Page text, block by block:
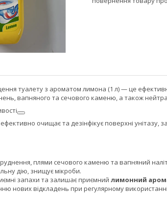
туалету з ароматом лимона (1 л) — це
вапняного та сечового каменю, а також
ефективно очищає та дезінфікує поверхні унітазу,
плями сечового каменю та вапняний
дію, знищує мікроби.
запахи та залишає приємний лимонний
нових відкладень при регулярному